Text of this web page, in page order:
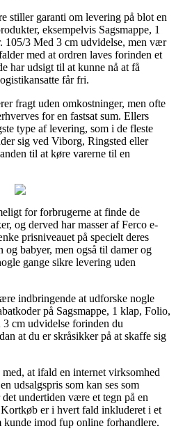
stiller garanti om levering på blot en
eksempelvis Sagsmappe, 1
105/3 Med 3 cm udvidelse, men vær
med at ordren laves forinden et
har udsigt til at kunne nå at få
får fri.
fragt uden omkostninger, men ofte
for en fastsat sum. Ellers
type af levering, som i de fleste
sig ved Viborg, Ringsted eller
til at køre varerne til en
for forbrugerne at finde de
og derved har masser af Ferco e-
prisniveauet på specielt deres
babyer, men også til damer og
gange sikre levering uden
indbringende at udforske nogle
på Sagsmappe, 1 klap, Folio,
cm udvidelse forinden du
at du er skråsikker på at skaffe sig
at ifald en internet virksomhed
udsalgspris som kan ses som
undertiden være et tegn på en
er i hvert fald inkluderet i et
kunde imod fup online forhandlere.